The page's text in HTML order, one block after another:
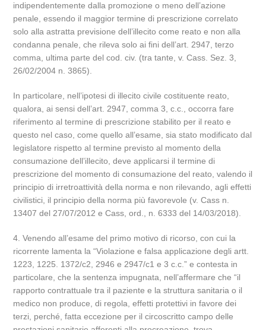
indipendentemente dalla promozione o meno dell’azione
penale, essendo il maggior termine di prescrizione correlato
solo alla astratta previsione dell’illecito come reato e non alla
condanna penale, che rileva solo ai fini dell’art. 2947, terzo
comma, ultima parte del cod. civ. (tra tante, v. Cass. Sez. 3,
26/02/2004 n. 3865).
In particolare, nell’ipotesi di illecito civile costituente reato,
qualora, ai sensi dell’art. 2947, comma 3, c.c., occorra fare
riferimento al termine di prescrizione stabilito per il reato e
questo nel caso, come quello all’esame, sia stato modificato dal
legislatore rispetto al termine previsto al momento della
consumazione dell’illecito, deve applicarsi il termine di
prescrizione del momento di consumazione del reato, valendo il
principio di irretroattività della norma e non rilevando, agli effetti
civilistici, il principio della norma più favorevole (v. Cass n.
13407 del 27/07/2012 e Cass, ord., n. 6333 del 14/03/2018).
4. Venendo all’esame del primo motivo di ricorso, con cui la
ricorrente lamenta la “Violazione e falsa applicazione degli artt.
1223, 1225. 1372/c2, 2946 e 2947/c1 e 3 c.c.” e contesta in
particolare, che la sentenza impugnata, nell’affermare che “il
rapporto contrattuale tra il paziente e la struttura sanitaria o il
medico non produce, di regola, effetti protettivi in favore dei
terzi, perché, fatta eccezione per il circoscritto campo delle